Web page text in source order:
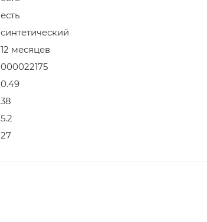
есть
синтетический
12 месяцев
000022175
0.49
38
5.2
27